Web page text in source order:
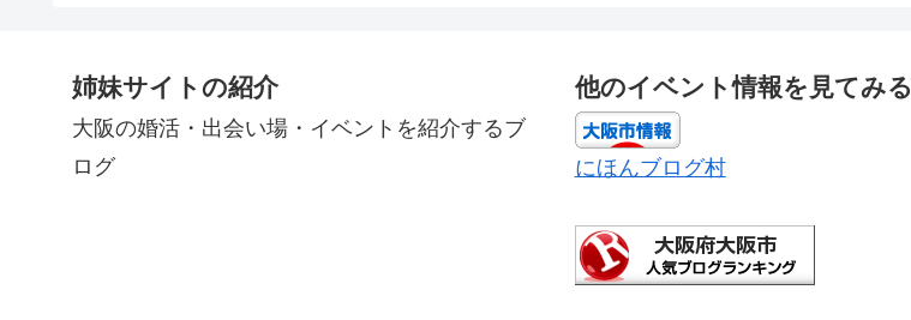
姉妹サイトの紹介
大阪の婚活・出会い場・イベントを紹介するブ
ログ
他のイベント情報を見てみる
にほんブログ村